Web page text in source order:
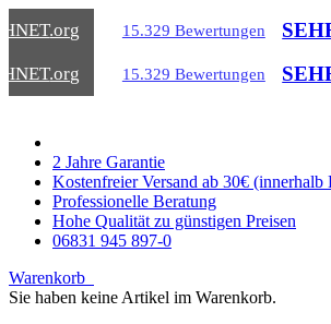
.org 15.329 Bewertungen
.org 15.329 Bewertungen
2 Jahre Garantie
Kostenfreier Versand ab 30€ (innerhalb
Professionelle Beratung
Hohe Qualität zu günstigen Preisen
06831 945 897-0
Warenkorb
Sie haben keine Artikel im Warenkorb.